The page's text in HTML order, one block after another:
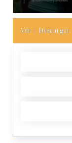
Ver / Descargar